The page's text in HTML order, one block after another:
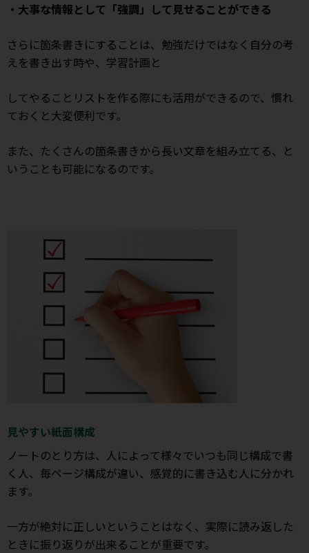
・大事な情報として「強調」して見せることができる
さらに箇条書きにすることは、勉強だけではなく自分の考
えを書き出す時や、学習計画と
してやることリストを作る際にも活用ができるので、慣れ
ておくと大変便利です。
また、たくさんの箇条書きから長い文章を組み立てる、と
いうことも可能になるのです。
見やすい紙面構成
ノートのとり方は、人によって様々でいつも同じ構成で書
く人、毎ページ構成が違い、感覚的に書き込む人に分かれ
ます。
一方が絶対に正しいということはなく、実際に読み返した
ときに振り返りが出来ることが重要です。